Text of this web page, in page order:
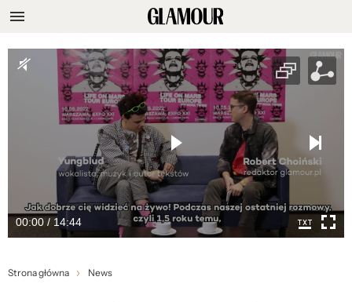
00:00 / 14:44
Strona główna News